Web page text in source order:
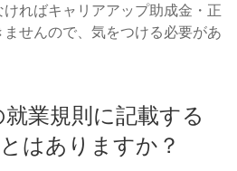
ればキャリアアップ助成金・正
せんので、気をつける必要があ
業規則に記載する
はありますか？